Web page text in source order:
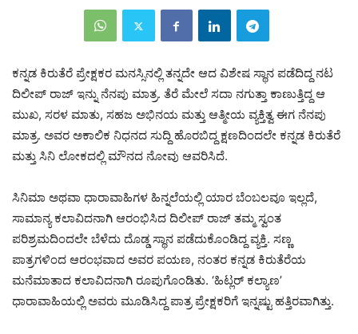
ಕನ್ನಡ ಕಿರುತೆರೆ ಪ್ರೇಕ್ಷಕರ ಮನಸ್ಸಿನಲ್ಲಿ ತನ್ನದೇ ಆದ ವಿಶೇಷ ಸ್ಥಾನ ಪಡೆದಿದ್ದ ನಟ
ದಿಲೀಪ್ ರಾಜ್‌ ಇನ್ನು ನೆನಪು ಮಾತ್ರ. ತೆರೆ ಮೇಲೆ ಸದಾ ನಗುತ್ತಾ ಕಾಣುತ್ತಿದ್ದ ಆ
ಮುಖ, ಸರಳ ಮಾತು, ಸಹಜ ಅಭಿನಯ ಮತ್ತು ಆತ್ಮೀಯ ವ್ಯಕ್ತಿತ್ವ ಈಗ ನೆನಪು
ಮಾತ್ರ. ಅವರ ಅಕಾಲಿಕ ನಿಧನದ ಸುದ್ದಿ ಹೊರಬಿದ್ದ ಕ್ಷಣದಿಂದಲೇ ಕನ್ನಡ ಕಿರುತೆರೆ
ಮತ್ತು ಸಿನಿ ಲೋಕದಲ್ಲಿ ಮೌನದ ನೋವು ಆವರಿಸಿದೆ.
ಸಿನಿಮಾ ಅಥವಾ ಧಾರಾವಾಹಿಗಳ ಹಿನ್ನಲೆಯಲ್ಲಿ ಯಾರ ಬೆಂಬಲವೂ ಇಲ್ಲದೆ,
ಸಾಮಾನ್ಯ ಕಲಾವಿದನಾಗಿ ಆರಂಭಿಸಿದ ದಿಲೀಪ್ ರಾಜ್ ತಮ್ಮ ಸ್ವಂತ
ಪರಿಶ್ರಮದಿಂದಲೇ ಬೆಳೆದು ದೊಡ್ಡ ಸ್ಥಾನ ಪಡೆದುಕೊಂಡಿದ್ದ ವ್ಯಕ್ತಿ. ಸಣ್ಣ
ಪಾತ್ರಗಳಿಂದ ಆರಂಭವಾದ ಅವರ ಪಯಣ, ನಂತರ ಕನ್ನಡ ಕಿರುತೆರೆಯ
ಮನೆಮಾತಾದ ಕಲಾವಿದನಾಗಿ ರೂಪುಗೊಂಡಿತು. ‘ಹಿಟ್ಲರ್ ಕಲ್ಯಾಣ’
ಧಾರಾವಾಹಿಯಲ್ಲಿ ಅವರು ಮೂಡಿಸಿದ್ದ ಪಾತ್ರ ಪ್ರೇಕ್ಷಕರಿಗೆ ಇನ್ನಷ್ಟು ಹತ್ತಿರವಾಗಿತ್ತು.